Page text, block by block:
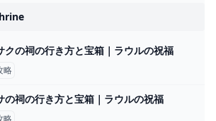
クの祠の行き方と宝箱｜ラウルの祝福
略
の祠の行き方と宝箱｜ラウルの祝福
略